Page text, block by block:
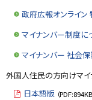
政府広報オンライン
マイナンバー制度に
マイナンバー 社会
外国人住民の方向けマイ
日本語版 （PDF:894KB